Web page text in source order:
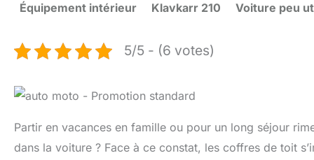
Équipement intérieur
Klavkarr 210 Voiture peu
5/5 - (6 votes)
Partir en vacances en famille ou pour un long séjour
dans la voiture ? Face à ce constat, les coffres de toit